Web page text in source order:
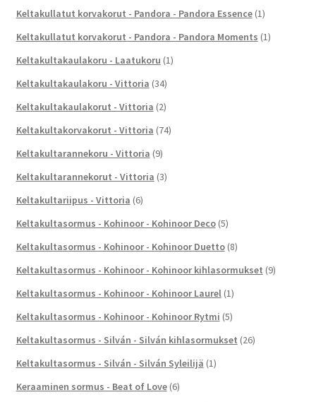
Keltakullatut korvakorut - Pandora - Pandora Essence (1)
Keltakullatut korvakorut - Pandora - Pandora Moments (1)
Keltakultakaulakoru - Laatukoru (1)
Keltakultakaulakoru - Vittoria (34)
Keltakultakaulakorut - Vittoria (2)
Keltakultakorvakorut - Vittoria (74)
Keltakultarannekoru - Vittoria (9)
Keltakultarannekorut - Vittoria (3)
Keltakultariipus - Vittoria (6)
Keltakultasormus - Kohinoor - Kohinoor Deco (5)
Keltakultasormus - Kohinoor - Kohinoor Duetto (8)
Keltakultasormus - Kohinoor - Kohinoor kihlasormukset (9)
Keltakultasormus - Kohinoor - Kohinoor Laurel (1)
Keltakultasormus - Kohinoor - Kohinoor Rytmi (5)
Keltakultasormus - Silván - Silván kihlasormukset (26)
Keltakultasormus - Silván - Silván Syleilijä (1)
Keraaminen sormus - Beat of Love (6)